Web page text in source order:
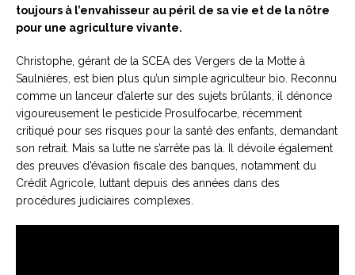
toujours à l’envahisseur au péril de sa vie et de la nôtre
pour une agriculture vivante.
Christophe, gérant de la SCEA des Vergers de la Motte à
Saulnières, est bien plus qu’un simple agriculteur bio. Reconnu
comme un lanceur d’alerte sur des sujets brûlants, il dénonce
vigoureusement le pesticide Prosulfocarbe, récemment
critiqué pour ses risques pour la santé des enfants, demandant
son retrait. Mais sa lutte ne s’arrête pas là. Il dévoile également
des preuves d’évasion fiscale des banques, notamment du
Crédit Agricole, luttant depuis des années dans des
procédures judiciaires complexes.